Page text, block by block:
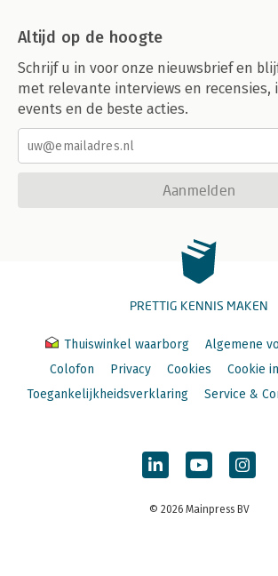
Altijd op de hoogte
Schrijf u in voor onze nieuwsbrief en
met relevante interviews en recensies,
events en de beste acties.
Aanmelden
PRETTIG KENNIS MAKEN
Thuiswinkel waarborg
Algemene
Colofon
Privacy Cookies
Cookie
Toegankelijkheidsverklaring
Service &
© 2026 Mainpress BV